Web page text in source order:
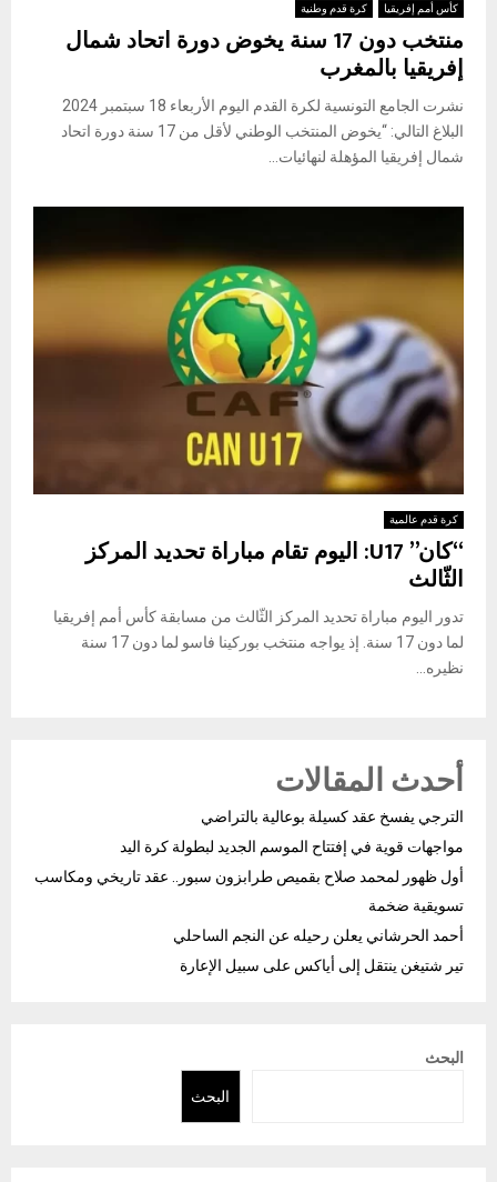
كأس أمم إفريقيا كرة قدم وطنية
منتخب دون 17 سنة يخوض دورة اتحاد شمال
إفريقيا بالمغرب
نشرت الجامع التونسية لكرة القدم اليوم الأربعاء 18 سبتمبر 2024
البلاغ التالي: “يخوض المنتخب الوطني لأقل من 17 سنة دورة اتحاد
شمال إفريقيا المؤهلة لنهائيات...
كرة قدم عالمية
“كان” U17: اليوم تقام مباراة تحديد المركز
الثّالث
تدور اليوم مباراة تحديد المركز الثّالث من مسابقة كأس أمم إفريقيا
لما دون 17 سنة. إذ يواجه منتخب بوركينا فاسو لما دون 17 سنة
نظيره...
أحدث المقالات
الترجي يفسخ عقد كسيلة بوعالية بالتراضي
مواجهات قوية في إفتتاح الموسم الجديد لبطولة كرة اليد
أول ظهور لمحمد صلاح بقميص طرابزون سبور.. عقد تاريخي ومكاسب
تسويقية ضخمة
أحمد الحرشاني يعلن رحيله عن النجم الساحلي
تير شتيغن ينتقل إلى أياكس على سبيل الإعارة
البحث
البحث